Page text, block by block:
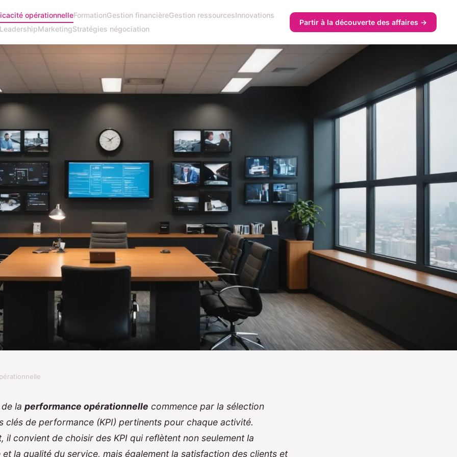
opérationnelleFormationGestion financièreGestion ressourcesInnovations
LeadershipMarketingStratégies négociation
Partir à la découverte des affaires →
pour améliorer
en
la performance opérationnelle commence par la sélection
clés de performance (KPI) pertinents pour chaque activité.
il convient de choisir des KPI qui reflètent non seulement la
la qualité du service, mais également la satisfaction des clients et